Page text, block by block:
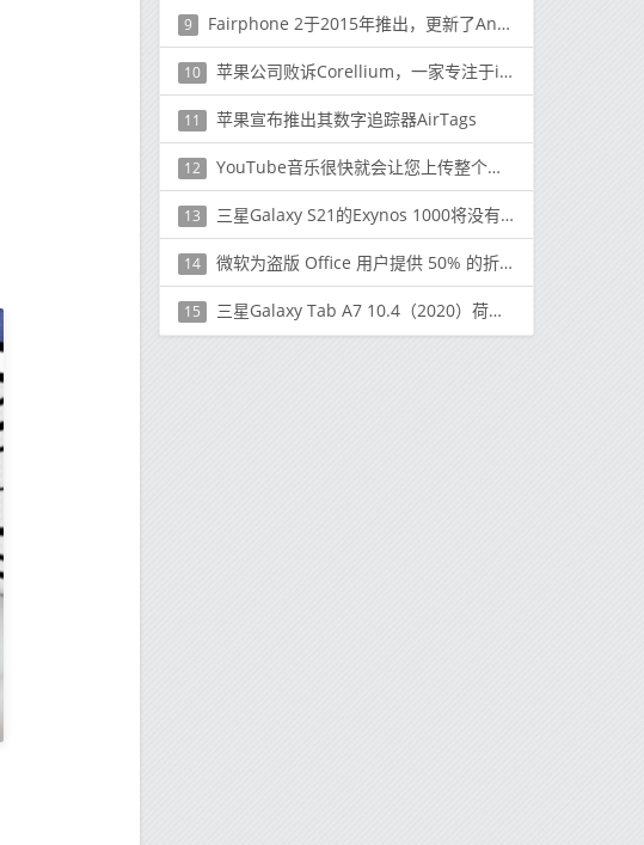
9 Fairphone 2于2015年推出，更新了Android 9 Pie
10 苹果公司败诉Corellium，一家专注于iOS虚拟化的初创公司
11 苹果宣布推出其数字追踪器AirTags
12 YouTube音乐很快就会让您上传整个音乐库
13 三星Galaxy S21的Exynos 1000将没有AMD GPU，将落后于骁龙875
14 微软为盗版 Office 用户提供 50% 的折扣
15 三星Galaxy Tab A7 10.4（2020）荷兰零售商上市价格为235欧元